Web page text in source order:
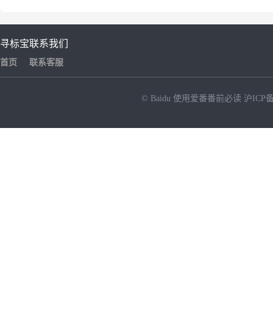
寻标宝
首页
联系我们
联系客服
© Baidu 使用爱番番前必读 沪ICP